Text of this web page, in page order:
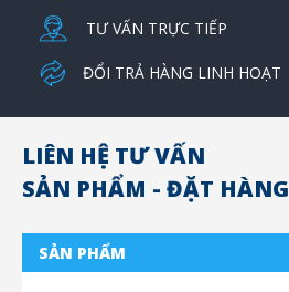
TƯ VẤN TRỰC TIẾP
ĐỔI TRẢ HÀNG LINH HOẠT
LIÊN HỆ TƯ VẤN
SẢN PHẨM - ĐẶT HÀNG
SẢN PHẨM